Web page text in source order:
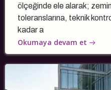
ölçeğinde ele alarak; zemin
toleranslarına, teknik
kadar a
Okumaya devam et